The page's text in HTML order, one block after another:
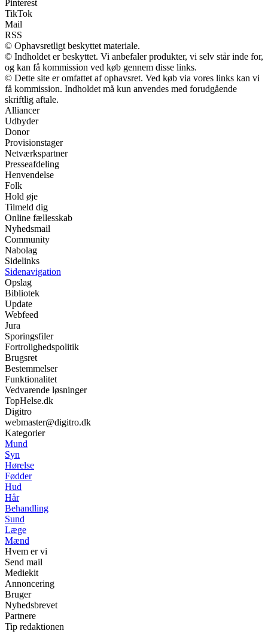
Pinterest
TikTok
Mail
RSS
© Ophavsretligt beskyttet materiale.
© Indholdet er beskyttet. Vi anbefaler produkter, vi selv står inde for,
og kan få kommission ved køb gennem disse links.
© Dette site er omfattet af ophavsret. Ved køb via vores links kan vi
få kommission. Indholdet må kun anvendes med forudgående
skriftlig aftale.
Alliancer
Udbyder
Donor
Provisionstager
Netværkspartner
Presseafdeling
Henvendelse
Folk
Hold øje
Tilmeld dig
Online fællesskab
Nyhedsmail
Community
Nabolag
Sidelinks
Sidenavigation
Opslag
Bibliotek
Update
Webfeed
Jura
Sporingsfiler
Fortrolighedspolitik
Brugsret
Bestemmelser
Funktionalitet
Vedvarende løsninger
TopHelse.dk
Digitro
webmaster@digitro.dk
Kategorier
Mund
Syn
Hørelse
Fødder
Hud
Hår
Behandling
Sund
Læge
Mænd
Hvem er vi
Send mail
Mediekit
Annoncering
Bruger
Nyhedsbrevet
Partnere
Tip redaktionen